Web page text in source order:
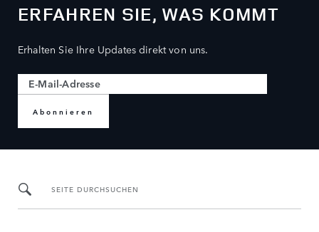
ERFAHREN SIE, WAS KOMMT
Erhalten Sie Ihre Updates direkt von uns.
Abonnieren
SEITE DURCHSUCHEN